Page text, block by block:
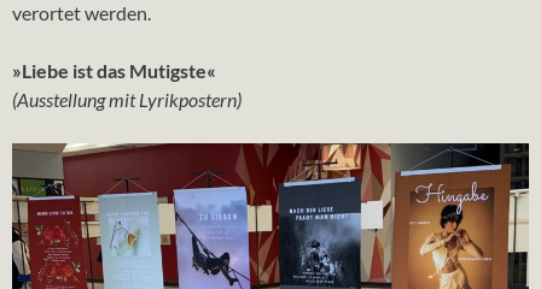
verortet werden.
»Liebe ist das Mutigste«
(Ausstellung mit Lyrikpostern)